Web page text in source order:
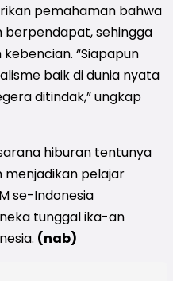
pemahaman bahwa
sehingga
“Siapapun
baik di dunia nyata
ditindak,” ungkap
hiburan tentunya
menjadikan pelajar
se-Indonesia
tunggal ika-an
(nab)